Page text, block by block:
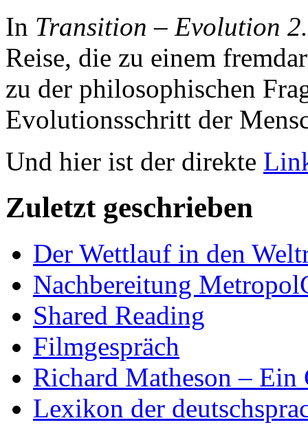
In Transition – Evolution
Reise, die zu einem
zu der philosophischen
Evolutionsschritt der
Und hier ist der direkte
Zuletzt geschrieben
Der Wettlauf in den
Nachbereitung
Shared Reading
Filmgespräch
Richard Matheson – Ein
Lexikon der